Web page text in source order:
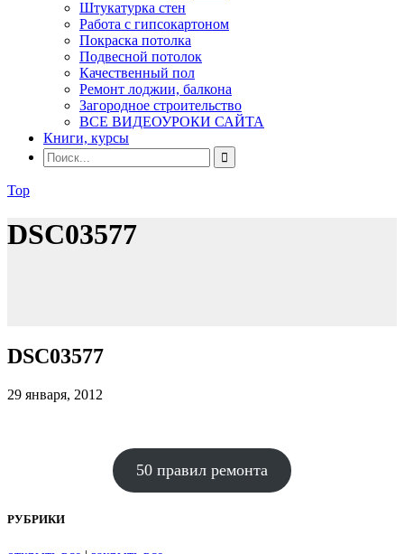
Штукатурка стен
Работа с гипсокартоном
Покраска потолка
Подвесной потолок
Качественный пол
Ремонт лоджии, балкона
Загородное строительство
ВСЕ ВИДЕОУРОКИ САЙТА
Книги, курсы
Top
DSC03577
DSC03577
29 января, 2012
50 правил ремонта
РУБРИКИ